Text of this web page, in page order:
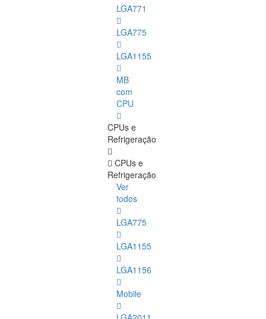
LGA771
LGA775
LGA1155
MB
com
CPU
CPUs e
Refrigeração
CPUs e
Refrigeração
Ver
todos
LGA775
LGA1155
LGA1156
Mobile